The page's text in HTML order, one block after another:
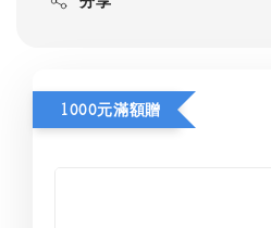
1000元滿額贈